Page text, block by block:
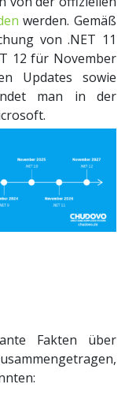
werden. Gemäß
von .NET 11
12 für November
Updates sowie
man in der
Fakten über